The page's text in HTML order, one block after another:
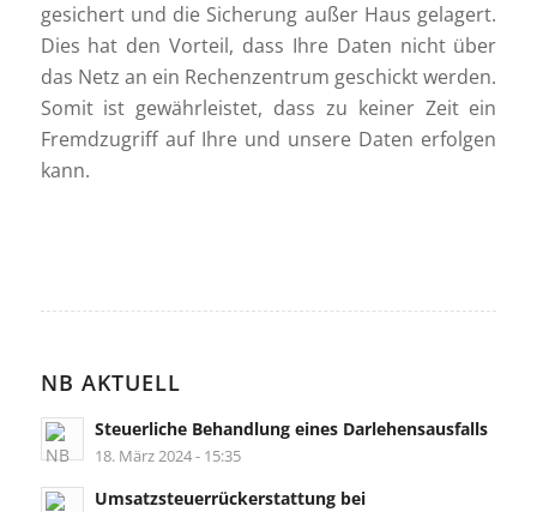
gesichert und die Sicherung außer Haus gelagert.
Dies hat den Vorteil, dass Ihre Daten nicht über
das Netz an ein Rechenzentrum geschickt werden.
Somit ist gewährleistet, dass zu keiner Zeit ein
Fremdzugriff auf Ihre und unsere Daten erfolgen
kann.
NB AKTUELL
Steuerliche Behandlung eines Darlehensausfalls
18. März 2024 - 15:35
Umsatzsteuerrückerstattung bei